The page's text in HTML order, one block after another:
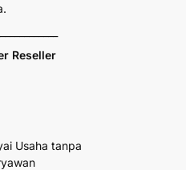
Reseller
Usaha tanpa